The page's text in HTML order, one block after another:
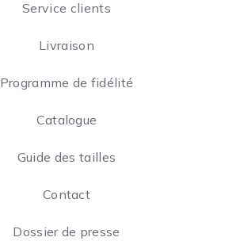
Service clients
Livraison
Programme de fidélité
Catalogue
Guide des tailles
Contact
Dossier de presse